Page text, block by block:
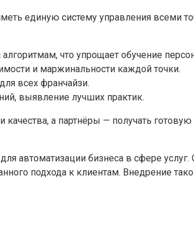
единую систему управления всеми
что упрощает обучение
и маржинальности каждой точки.
всех франчайзи.
выявление лучших практик.
а партнёры — получать
автоматизации бизнеса в сфере
подхода к клиентам. Внедрение